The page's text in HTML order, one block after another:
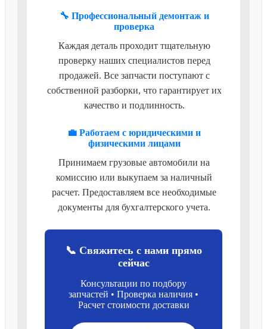
🔧 Профессиональный демонтаж и
проверка
Каждая деталь проходит тщательную
проверку наших специалистов перед
продажей. Все запчасти поступают с
собственной разборки, что гарантирует их
качество и подлинность.
💼 Работаем с юридическими и
физическими лицами
Принимаем грузовые автомобили на
комиссию или выкупаем за наличный
расчет. Предоставляем все необходимые
документы для бухгалтерского учета.
📞 Свяжитесь с нами прямо
сейчас
Консультации по подбору
запчастей • Проверка наличия •
Расчет стоимости доставки